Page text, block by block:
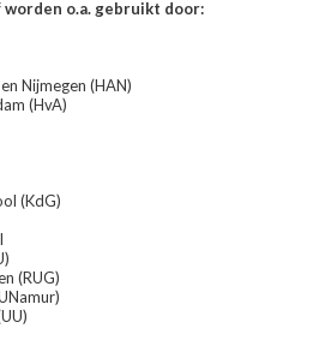
o.a. gebruikt door:
Nijmegen (HAN)
(HvA)
(KdG)
(RUG)